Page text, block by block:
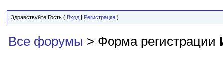
Здравствуйте Гость ( Вход | Регистрация )
Все форумы > Форма регистрации